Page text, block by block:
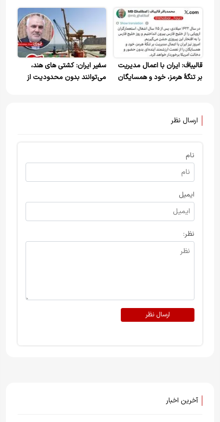
قالیباف: ایران با اعمال مدیریت
بر تنگهٔ هرمز، خود و همسایگان
سفیر ایران: کشتی های هند،
می‌توانند بدون محدودیت از
ارسال نظر
نام
ایمیل
نظر:
ارسال نظر
آخرین اخبار